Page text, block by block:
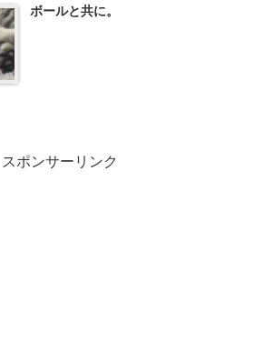
ボールと共に。
スポンサーリンク